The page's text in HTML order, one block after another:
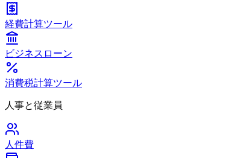
経費計算ツール
ビジネスローン
消費税計算ツール
人事と従業員
人件費